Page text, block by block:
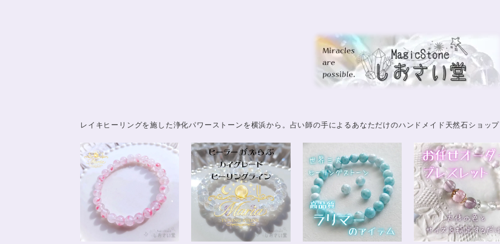
レイキヒーリングを施した浄化パワーストーンを横浜から。占い師の手によるあなただけのハンドメイド天然石ショップ